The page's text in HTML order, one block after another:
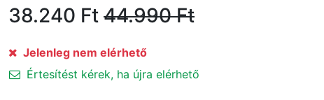
38.240 Ft 44.990Ft
Jelenleg nem elérhető
Értesítést kérek, ha újra elérhető